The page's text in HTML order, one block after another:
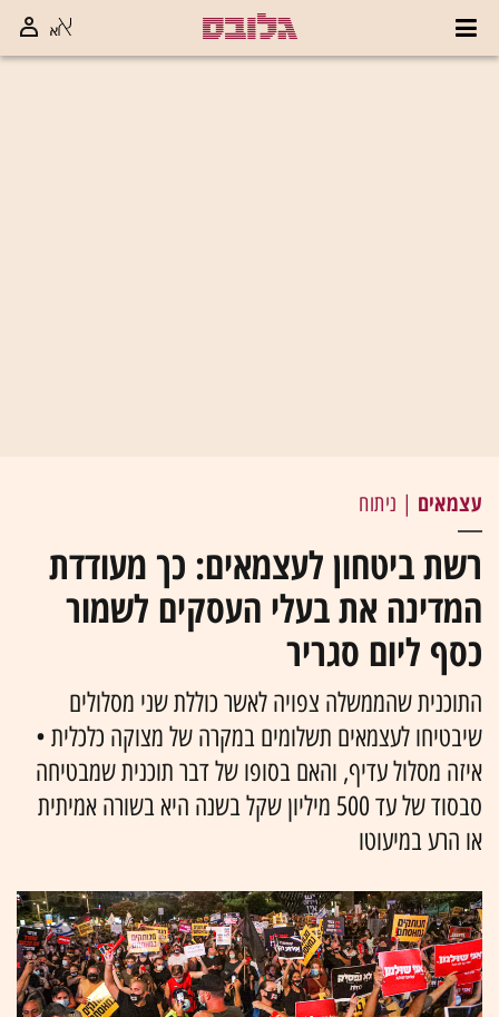
עצמאים | ניתוח
רשת ביטחון לעצמאים: כך מעודדת
המדינה את בעלי העסקים לשמור
כסף ליום סגריר
התוכנית שהממשלה צפויה לאשר כוללת שני מסלולים
שיבטיחו לעצמאים תשלומים במקרה של מצוקה כלכלית •
איזה מסלול עדיף, והאם בסופו של דבר תוכנית שמבטיחה
סבסוד של עד 500 מיליון שקל בשנה היא בשורה אמיתית
או הרע במיעוטו